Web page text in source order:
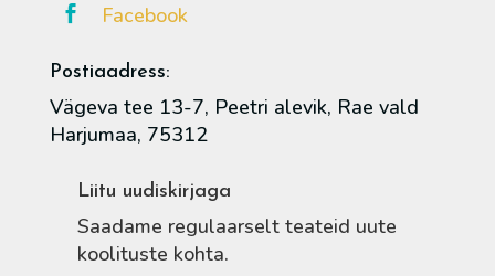
 Facebook
Postiaadress:
Vägeva tee 13-7, Peetri alevik, Rae vald
Harjumaa, 75312
Liitu uudiskirjaga
Saadame regulaarselt teateid uute
koolituste kohta.